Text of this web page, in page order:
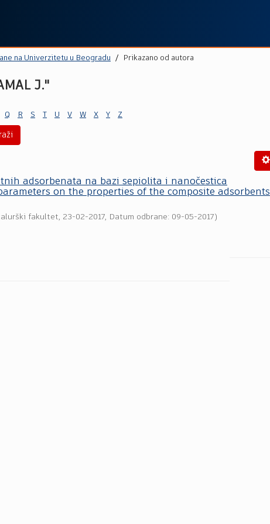
na Univerzitetu u Beogradu Prikazano od autora
J."
Q R S T U V W X Y Z
adsorbenata na bazi sepiolita i nanočestica
on the properties of the composite adsorbents
fakultet, 23-02-2017, Datum odbrane: 09-05-2017)